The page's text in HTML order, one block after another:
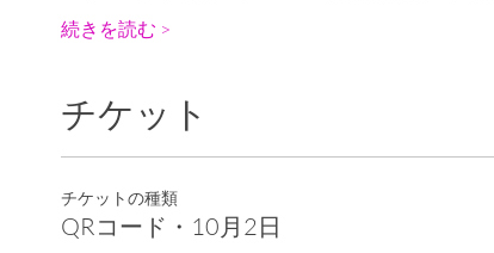
続きを読む >
チケット
チケットの種類
QRコード・10月2日